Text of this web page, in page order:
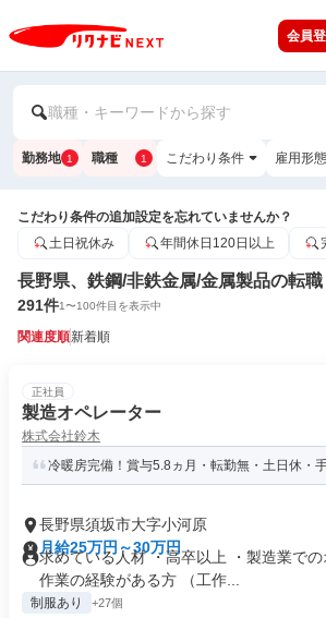
会員
職種・キーワードから探す
勤務地 1 職種 1 こだわり条件 雇用形態
こだわり条件の追加設定を忘れていませんか？
土日祝休み
年間休日120日以上
長野県、鉄鋼/非鉄金属/金属製品の転
291件1〜100件目を表示中
関連度順新着順
正社員
製造オペレーター
株式会社鈴木
冷暖房完備！賞与5.8ヵ月・転勤無・土日休・
長野県須坂市大字小河原
月給25万円～30万円
求めている人材 ・高卒以上 ・製造業で
作業の経験がある方 （工作...
制服あり +27個